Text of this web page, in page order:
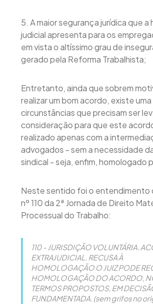
5. A maior segurança jurídica que
judicial apresenta para os
em vista o altíssimo grau de
gerado pela Reforma Trabalhista;
Entretanto, ainda que sobrem
realizar um bom acordo, existe
circunstâncias que precisam ser
consideração para que este
realizado apenas com a
advogados - sem a necessidade
sindical - seja, enfim, homologado
Neste sentido foi o entendimento
nº 110 da 2ª Jornada de Direito
Processual do Trabalho:
110 - JURISDIÇÃO VOLUNTÁRIA.
EXTRAJUDICIAL. RECUSA À
HOMOLOGAÇÃO O JUIZ PODE
HOMOLOGAÇÃO DO ACORDO,
TERMOS PROPOSTOS, EM
FUNDAMENTADA. (sem grifos no